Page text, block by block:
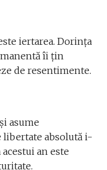
iertarea. Dorința
îi țin
de resentimente.
asume
libertate absolută i-
an este